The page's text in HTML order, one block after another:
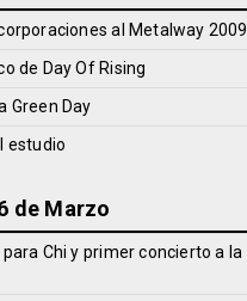
al Metalway 2009
de Day Of Rising
Green Day
estudio
de Marzo
para Chi y primer concierto a la